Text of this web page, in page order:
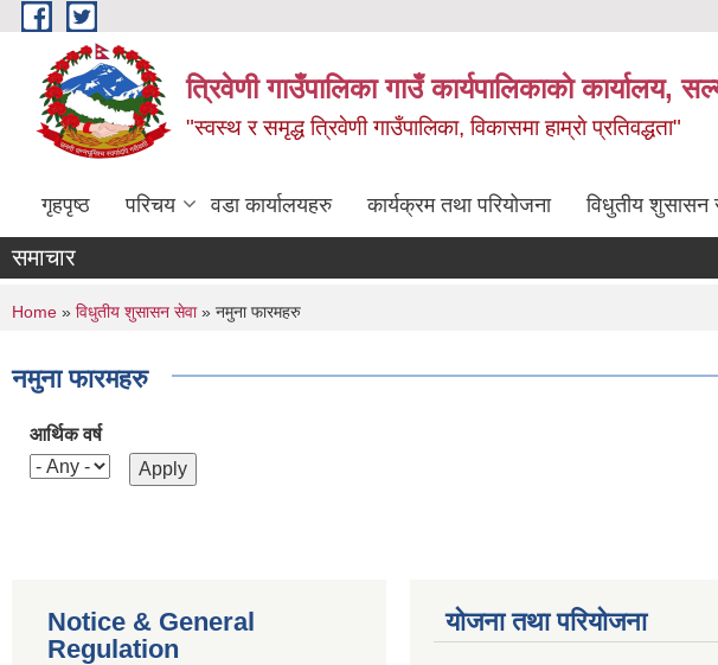
Skip to main content
त्रिवेणी गाउँपालिका गाउँ कार्यपालिकाकाे कार्यालय,
"स्वस्थ र समृद्ध त्रिवेणी गाउँपालिका, विकासमा हाम्राे प्रतिवद्धता"
गृहपृष्ठ परिचय वडा कार्यालयहरु कार्यक्रम तथा परियोजना विधुतीय शुसासन
समाचार
You are here
Home » विधुतीय शुसासन सेवा» नमुना फारमहरु
नमुना फारमहरु
आर्थिक वर्ष
Notice & General
Regulation
योजना तथा परियोजना